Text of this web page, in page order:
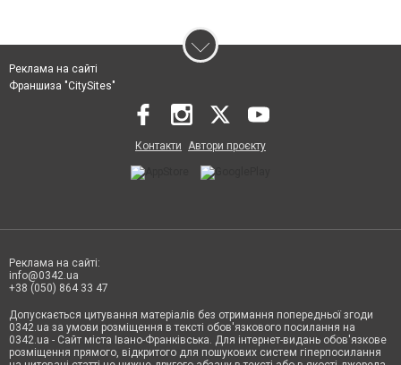
Реклама на сайті
Франшиза "CitySites"
Контакти Автори проєкту
Реклама на сайті:
info@0342.ua
+38 (050) 864 33 47
Допускається цитування матеріалів без отримання попередньої згоди
0342.ua за умови розміщення в тексті обов'язкового посилання на
0342.ua - Сайт міста Івано-Франківська. Для інтернет-видань обов'язкове
розміщення прямого, відкритого для пошукових систем гіперпосилання